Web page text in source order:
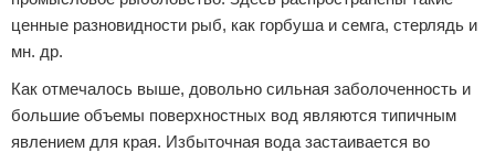
ценные разновидности рыб, как горбуша и семга, стерлядь и
мн. др.
Как отмечалось выше, довольно сильная заболоченность и
большие объемы поверхностных вод являются типичным
явлением для края. Избыточная вода застаивается во